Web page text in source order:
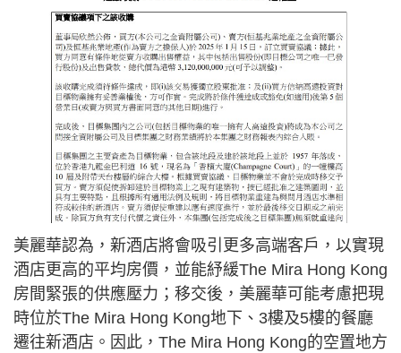
美麗華認為，新酒店將會吸引更多高端客戶，以實現
酒店更高的平均房價，並能紓緩The Mira Hong Kong
房間緊張的供應壓力；移交後，美麗華可能考慮把現
時位於The Mira Hong Kong地下、3樓及5樓的餐廳
遷往新酒店。因此，The Mira Hong Kong的空置地方